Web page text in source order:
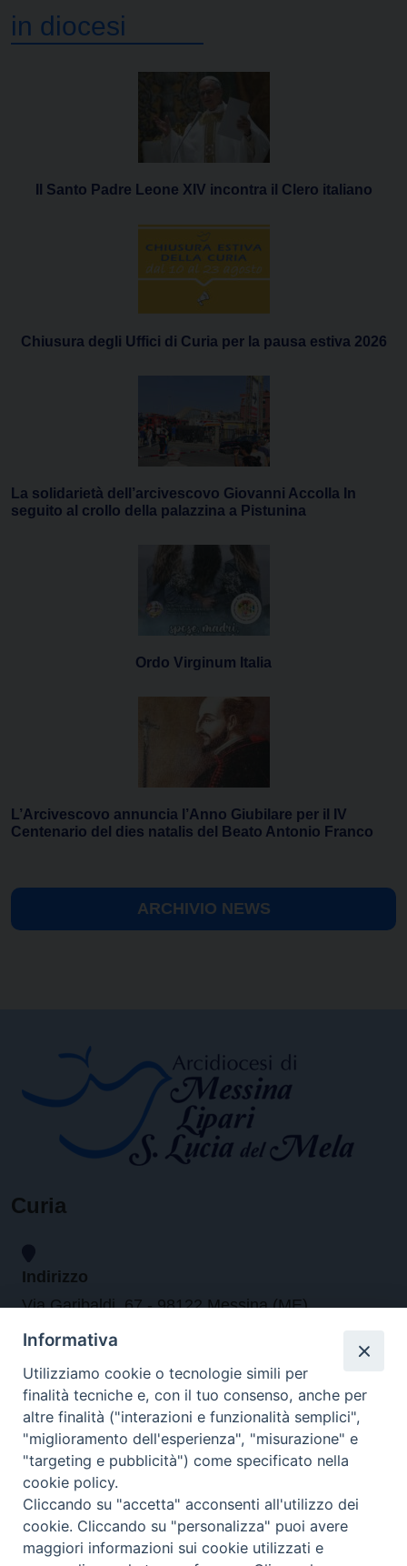
in diocesi
Il Santo Padre Leone XIV incontra il Clero italiano
Chiusura degli Uffici di Curia per la pausa estiva 2026
La solidarietà dell’arcivescovo Giovanni Accolla In
seguito al crollo della palazzina a Pistunina
Ordo Virginum Italia
L’Arcivescovo annuncia l’Anno Giubilare per il IV
Centenario del dies natalis del Beato Antonio Franco
ARCHIVIO NEWS
Curia
Indirizzo
Via Garibaldi, 67 - 98122 Messina (ME)
Orari
da lunedi al venerdi dalle ore 9.30 alle 12.30
Contatti
Tel. 090.6684111 - Fax. 090.6684206
arcivescovo.messina@tin.it
Informativa
Utilizziamo cookie o tecnologie simili per
finalità tecniche e, con il tuo consenso, anche per
altre finalità ("interazioni e funzionalità semplici",
"miglioramento dell'esperienza", "misurazione" e
"targeting e pubblicità") come specificato nella
cookie policy.
Cliccando su "accetta" acconsenti all'utilizzo dei
cookie. Cliccando su "personalizza" puoi avere
maggiori informazioni sui cookie utilizzati e